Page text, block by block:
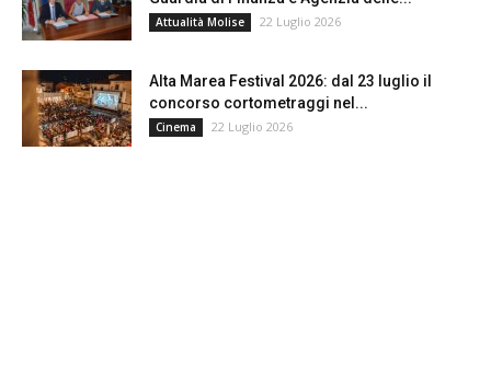
Attualità Molise 22 Luglio 2026
Alta Marea Festival 2026: dal 23 luglio il
concorso cortometraggi nel...
Cinema 22 Luglio 2026